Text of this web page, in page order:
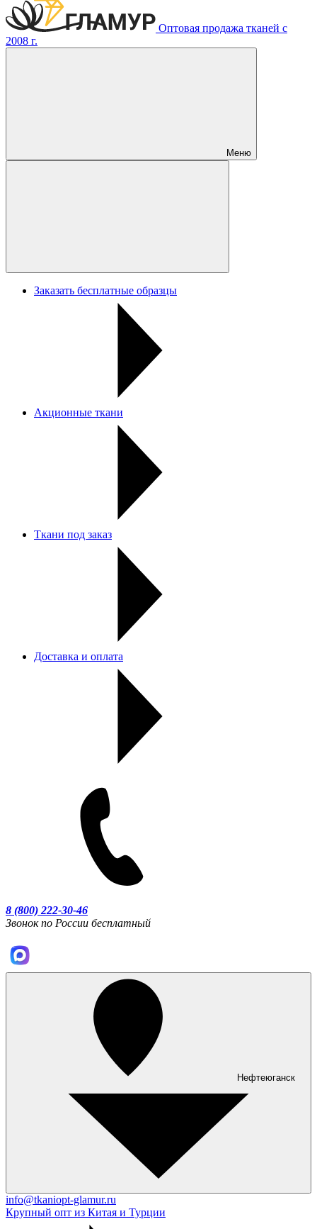
Оптовая продажа тканей с
2008 г.
Меню
Заказать бесплатные образцы
Акционные ткани
Ткани под заказ
Доставка и оплата
8 (800) 222-30-46
Звонок по России бесплатный
Нефтеюганск
info@tkaniopt-glamur.ru
Крупный опт из Китая и Турции